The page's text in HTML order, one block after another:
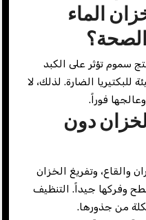
الماء
سموم تؤثر على الكبد
للبكتيريا الضارة. لذلك، لا
فوراً.
دون
والقاع، وتفريغ الخزان
وفركها جيداً. التنظيف
من جذورها.